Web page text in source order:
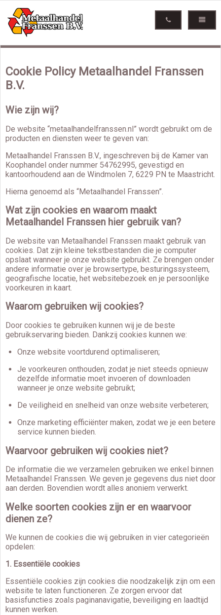
Cookie Policy Metaalhandel Franssen
B.V.
Wie zijn wij?
De website “metaalhandelfranssen.nl” wordt gebruikt om de
producten en diensten weer te geven van:
Metaalhandel Franssen B.V., ingeschreven bij de Kamer van
Koophandel onder nummer 54762995, gevestigd en
kantoorhoudend aan de Windmolen 7, 6229 PN te Maastricht.
Hierna genoemd als “Metaalhandel Franssen”.
Wat zijn cookies en waarom maakt
Metaalhandel Franssen hier gebruik van?
De website van Metaalhandel Franssen maakt gebruik van
cookies. Dat zijn kleine tekstbestanden die je computer
opslaat wanneer je onze website gebruikt. Ze brengen onder
andere informatie over je browsertype, besturingssysteem,
geografische locatie, het websitebezoek en je persoonlijke
voorkeuren in kaart.
Waarom gebruiken wij cookies?
Door cookies te gebruiken kunnen wij je de beste
gebruikservaring bieden. Dankzij cookies kunnen we:
Onze website voortdurend optimaliseren;
Je voorkeuren onthouden, zodat je niet steeds opnieuw
dezelfde informatie moet invoeren of downloaden
wanneer je onze website gebruikt;
De veiligheid en snelheid van onze website verbeteren;
Onze marketing efficiënter maken, zodat we je een betere
service kunnen bieden.
Waarvoor gebruiken wij cookies niet?
De informatie die we verzamelen gebruiken we enkel binnen
Metaalhandel Franssen. We geven je gegevens dus niet door
aan derden. Bovendien wordt alles anoniem verwerkt.
Welke soorten cookies zijn er en waarvoor
dienen ze?
We kunnen de cookies die wij gebruiken in vier categorieën
opdelen:
1. Essentiële cookies
Essentiële cookies zijn cookies die noodzakelijk zijn om een
website te laten functioneren. Ze zorgen ervoor dat
basisfuncties zoals paginanavigatie, beveiliging en laadtijd
kunnen werken.